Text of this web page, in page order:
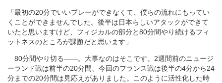
「最初の20分でいいプレーができなくて、僕らの流れにもってい
くことができませんでした。後半は日本らしいアタックができて
いたと思いますけど、フィジカルの部分と80分間やり続けるフィ
ットネスのところが課題だと思います」
80分間やり切る――。大事なのはそこです。2週間前のニュージ
ーランド戦は前半の20分間、今回のフランス戦は後半の4分から24
分までの20分間は見応えがありました。このように活性化した時